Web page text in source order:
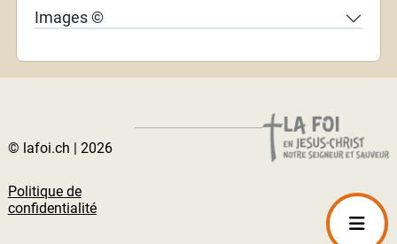
Images ©
© lafoi.ch | 2026
Politique de
confidentialité